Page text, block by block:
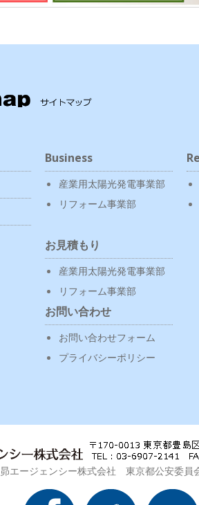
Business
産業用太陽光発電事業部
リフォーム事業部
お見積もり
産業用太陽光発電事業部
リフォーム事業部
お問い合わせ
お問い合わせフォーム
プライバシーポリシー
エージェンシー株式会社 東京都公安委